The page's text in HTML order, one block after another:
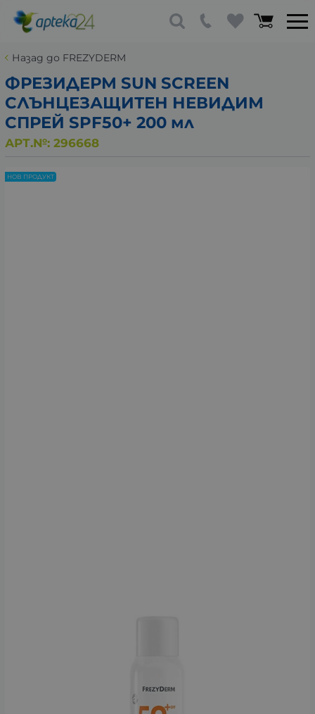
Назад до FREZYDERM
ФРЕЗИДЕРМ SUN SCREEN
СЛЪНЦЕЗАЩИТЕН НЕВИДИМ
СПРЕЙ SPF50+ 200 мл
АРТ.№: 296668
НОВ ПРОДУКТ